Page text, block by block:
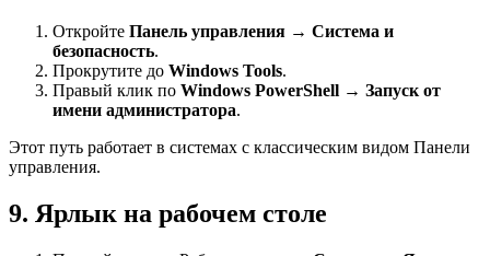
Откройте Панель управления → Система и
безопасность.
Прокрутите до Windows Tools.
Правый клик по Windows PowerShell → Запуск от
имени администратора.
Этот путь работает в системах с классическим видом Панели
управления.
9. Ярлык на рабочем столе